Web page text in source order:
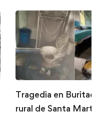
Tragedia en
rural de Santa